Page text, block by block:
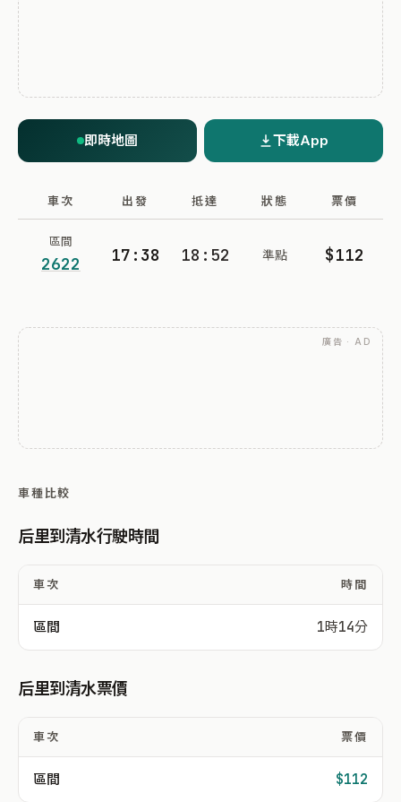
即時地圖 下載App
車次 出發 抵達 狀態 票價
區間
2622 17:38 18:52 準點 $112
廣告 · AD
車種比較
后里到清水行駛時間
車次 時間
區間 1時14分
后里到清水票價
車次 票價
區間 $112